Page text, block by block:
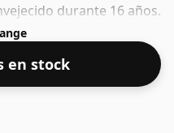
durante 16 años.
de alcohol es más que
estándar de 70
en stock